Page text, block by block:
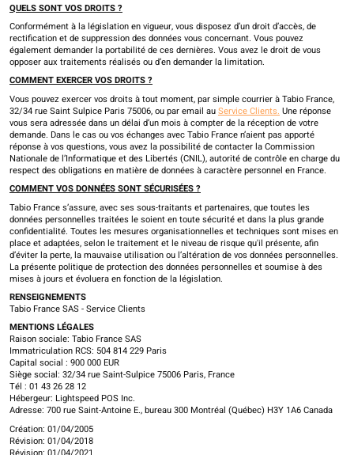
QUELS SONT VOS DROITS ?
Conformément à la législation en vigueur, vous disposez d’un droit d’accès, de
rectification et de suppression des données vous concernant. Vous pouvez
également demander la portabilité de ces dernières. Vous avez le droit de vous
opposer aux traitements réalisés ou d’en demander la limitation.
COMMENT EXERCER VOS DROITS ?
Vous pouvez exercer vos droits à tout moment, par simple courrier à Tabio France,
32/34 rue Saint Sulpice Paris 75006, ou par email auService Clients. Une réponse
vous sera adressée dans un délai d’un mois à compter de la réception de votre
demande. Dans le cas ou vos échanges avec Tabio France n’aient pas apporté
réponse à vos questions, vous avez la possibilité de contacter la Commission
Nationale de l’Informatique et des Libertés (CNIL), autorité de contrôle en charge du
respect des obligations en matière de données à caractère personnel en France.
COMMENT VOS DONNÉES SONT SÉCURISÉES ?
Tabio France s’assure, avec ses sous-traitants et partenaires, que toutes les
données personnelles traitées le soient en toute sécurité et dans la plus grande
confidentialité. Toutes les mesures organisationnelles et techniques sont mises en
place et adaptées, selon le traitement et le niveau de risque qu'il présente, afin
d’éviter la perte, la mauvaise utilisation ou l’altération de vos données personnelles.
La présente politique de protection des données personnelles et soumise à des
mises à jours et évoluera en fonction de la législation.
RENSEIGNEMENTS
Tabio France SAS - Service Clients
MENTIONS LÉGALES
Raison sociale: Tabio France SAS
Immatriculation RCS: 504 814 229 Paris
Capital social : 900 000 EUR
Siège social: 32/34 rue Saint-Sulpice 75006 Paris, France
Tél : 01 43 26 28 12
Hébergeur: Lightspeed POS Inc.
Adresse: 700 rue Saint-Antoine E., bureau 300 Montréal (Québec) H3Y 1A6 Canada
Création: 01/04/2005
Révision: 01/04/2018